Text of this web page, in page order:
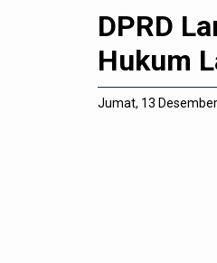
DPRD
Hukum
Jumat, 13